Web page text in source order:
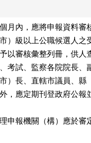
月內，應將申報資料審
）級以上公職候選人之
以審核彙整列冊，供人
考試、監察各院院長、
）長、直轄市議員、縣
，應定期刊登政府公報
申報機關（構）應於審